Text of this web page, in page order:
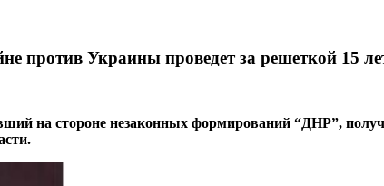
против Украины проведет за решеткой 15
на стороне незаконных формирований “ДНР”,